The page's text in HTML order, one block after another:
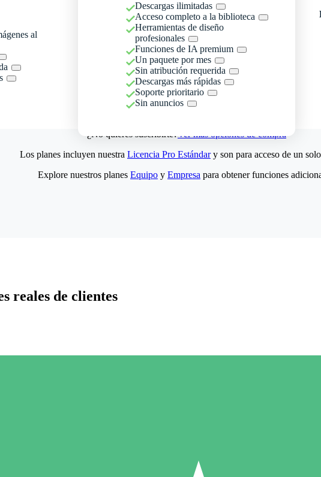
al
Descargas ilimitadas
Acceso completo a la biblioteca
Herramientas de diseño
profesionales
Funciones de IA premium
Un paquete por mes
Sin atribución requerida
Descargas más rápidas
Soporte prioritario
Sin anuncios
¿No quieres suscribirte?Ver más opciones de compra
Los planes incluyen nuestra Licencia Pro Estándary son para acceso de un
Explore nuestros planes Equipo y Empresa para obtener funciones
reales de clientes